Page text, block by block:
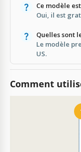
Ce modèle
Oui, il est
Quelles sont
Le modèle
US.
Comment